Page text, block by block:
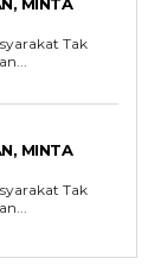
Tak
MINTA
Tak